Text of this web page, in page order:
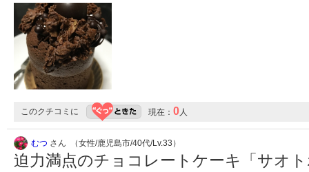
このクチコミに 現在： 0人
むつ さん （女性/鹿児島市/40代/Lv.33）
迫力満点のチョコレートケーキ「サオ